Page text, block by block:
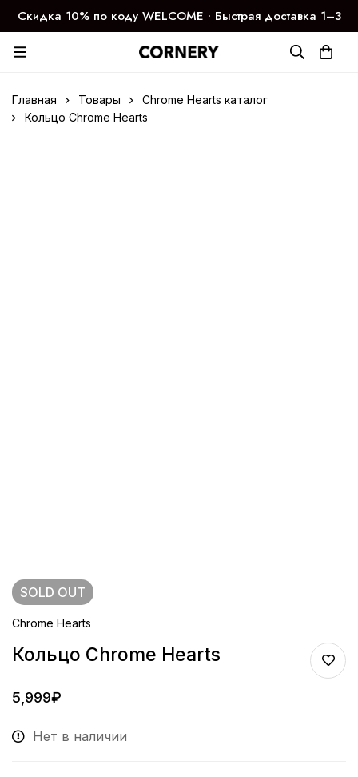
Скидка 10% по коду WELCOME ∙ Быстрая доставка 1–3
дня
Главная Товары
Chrome Hearts каталог
Кольцо Chrome Hearts
SOLD OUT
Chrome Hearts
Кольцо Chrome Hearts
5,999₽
Нет в наличии